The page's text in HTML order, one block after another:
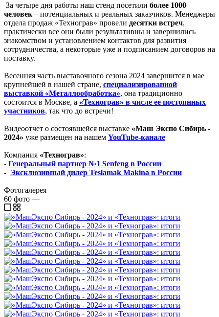
За четыре дня работы наш стенд посетили более 1000
человек – потенциальных и реальных заказчиков. Менеджеры
отдела продаж «Технограв» провели десятки встреч,
практически все они были результативны и завершились
знакомством и установлением контактов для развития
сотрудничества, а некоторые уже и подписанием договоров на
поставку.
Весенняя часть выставочного сезона 2024 завершится в мае
крупнейшей в нашей стране, специализированной
выставкой «Металлообработка», она традиционно
состоится в Москве, а «Технограв» в числе ее постоянных
участников, так что до встречи!
Видеоотчет о состоявшейся выставке «Маш Экспо Сибирь -
2024» уже размещен на нашем YouTube-канале
Компания «Технограв»:
- Генеральный партнер №1 Senfeng в России
- Эксклюзивный дилер Teslamak Makina в России
Фотогалерея
60 фото —